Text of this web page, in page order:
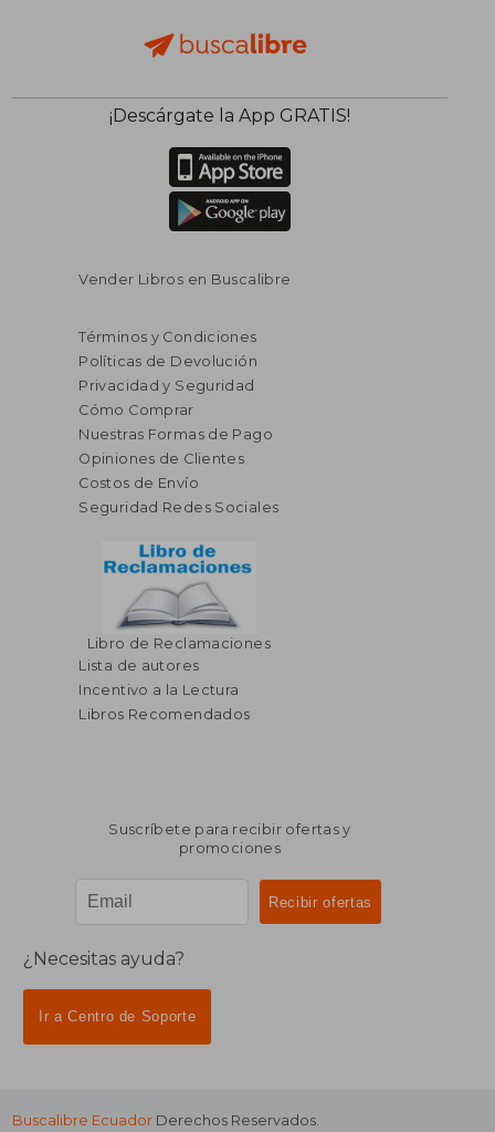
¡Descárgate la App GRATIS!
Vender Libros en Buscalibre
Términos y Condiciones
Políticas de Devolución
Privacidad y Seguridad
Cómo Comprar
Nuestras Formas de Pago
Opiniones de Clientes
Costos de Envío
Seguridad Redes Sociales
Libro de Reclamaciones
Lista de autores
Incentivo a la Lectura
Libros Recomendados
Suscríbete para recibir ofertas y
promociones
¿Necesitas ayuda?
Ir a Centro de Soporte
Buscalibre Ecuador Derechos Reservados.